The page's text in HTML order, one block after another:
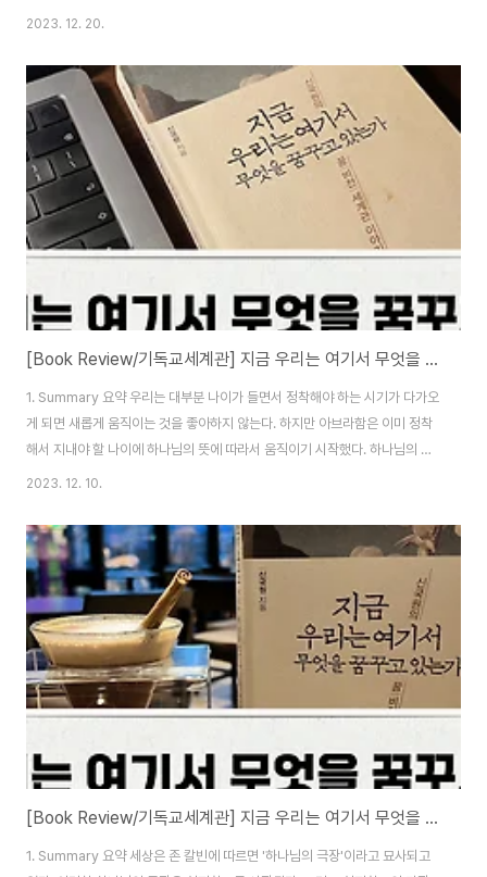
삭은 그러한 아버지에게 순종하면서 하나님의 비전을 이어갔다. 하지만 3세대
있었다. 저자는 실제로도 3세대가 하나님의 비전을 따라서 살아갈 때 가장 큰
위기를 맞이하는 경우가 많다고 경고하고 있다. 심지어 3세대가 온전히 하나님
의 비전을 따라서 살아가지 못할 때 4세대는 완전히 신앙을 저버리는 경우도
많다는 것을 우리에게 상기시킨다. 그렇다면 3세대의 야곱과 에서는 어떤 부분
에서 신앙의 위기를 겪게 되었을..
2023. 12. 20.
[Book Review/기독교세계관] 지금 우리는 여기서 무엇을 꿈꾸고 있는가 02. 본향 찾는 나그네의 비전: 아브라함
1. Summary 요약 우리는 대부분 나이가 들면서 정착해야 하는 시기가 다가오
게 되면 새롭게 움직이는 것을 좋아하지 않는다. 하지만 아브라함은 이미 정착
해서 지내야 할 나이에 하나님의 뜻에 따라서 움직이기 시작했다. 하나님의 비
전은 아담의 타락으로 노아로 연결되고 바벨탑 사건으로 타락한 이후에 셈의
된 곳인 지금의 바그다드 근처인 갈대아 우르에 거주하고 있었다. 그런 가운데
하나님께서는 대대로 하나님에 대한 신앙을 지켜갈 사람으로 아브라함을 선택
하시고 다가오신다. 이러한 하나님의 직접적으로 나타나심은 홍수 이후에는 특
별한 경우이다. 하나님은 민족의 조상이자 축복의 통로로 아브라함을 선택하시
고 다가오신 것이다. 하나님은 아브라함에..
2023. 12. 10.
[Book Review/기독교세계관] 지금 우리는 여기서 무엇을 꿈꾸고 있는가 01. 에덴의 비전: 노아
1. Summary 요약 세상은 존 칼빈에 따르면 '하나님의 극장'이라고 묘사되고